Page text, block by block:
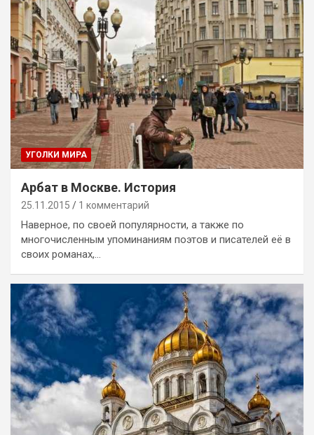
УГОЛКИ МИРА
Арбат в Москве. История
25.11.2015 1 комментарий
Наверное, по своей популярности, а также по
многочисленным упоминаниям поэтов и писателей её в
своих романах,…